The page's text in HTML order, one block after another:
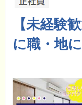
【未経験
に職・地